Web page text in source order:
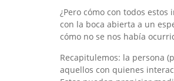
¿Pero cómo con todos
con la boca abierta a un
cómo no se nos había
Recapitulemos: la persona
aquellos con quienes